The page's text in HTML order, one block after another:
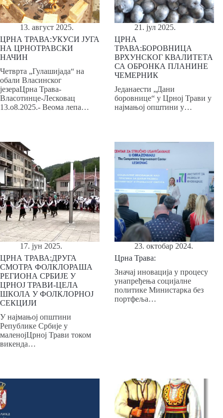
13. август 2025.
ЦРНА ТРАВА:УКУСИ ЈУГА
НА ЦРНОТРАВСКИ
НАЧИН
Четврта „Гулашијада“ на
обали Власинског
језераЦрна Трава-
Власотинце-Лесковац
13.о8.2025.- Веома лепа…
21. јул 2025.
ЦРНА
ТРАВА:БОРОВНИЦА
ВРХУНСКОГ КВАЛИТЕТА
СА ОБРОНКА ПЛАНИНЕ
ЧЕМЕРНИК
Једанаести „Дани
боровнице“ у Црној Трави у
најмањој општини у…
17. јун 2025.
ЦРНА ТРАВА:ДРУГА
СМОТРА ФОЛКЛОРАША
РЕГИОНА СРБИЈЕ У
ЦРНОЈ ТРАВИ-ЦЕЛА
ШКОЛА У ФОЛКЛОРНОЈ
СЕКЦИЈИ
У најмањој општини
Републике Србије у
маленојЦрној Трави током
викенда…
23. октобар 2024.
Црна Трава:
Значај иновација у процесу
унапређења социјалне
политике Министарка без
портфеља…